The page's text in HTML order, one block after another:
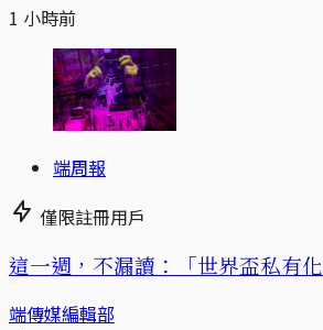
1 小時前
端周報
僅限註冊用戶
這一週，不漏讀：「世界盃私有
端傳媒編輯部